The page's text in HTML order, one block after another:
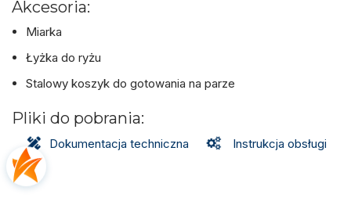
Akcesoria:
Miarka
Łyżka do ryżu
Stalowy koszyk do gotowania na parze
Pliki do pobrania:
Dokumentacja techniczna Instrukcja obsługi